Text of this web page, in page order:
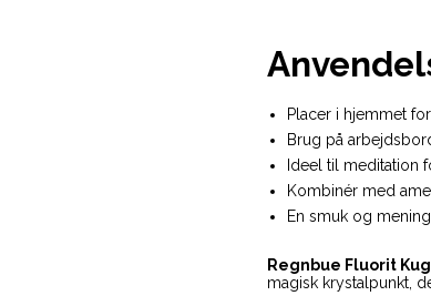
Placer i hjemmet
Brug på
Ideel til meditation
Kombinér med
En smuk og
Regnbue Fluorit
magisk krystalpunkt,